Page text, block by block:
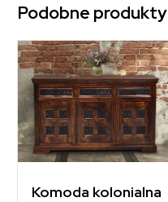
Podobne produkty
Komoda kolonialna